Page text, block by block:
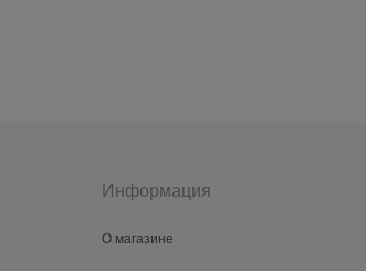
Информация
О магазине